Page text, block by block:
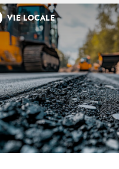
VIE LOCALE